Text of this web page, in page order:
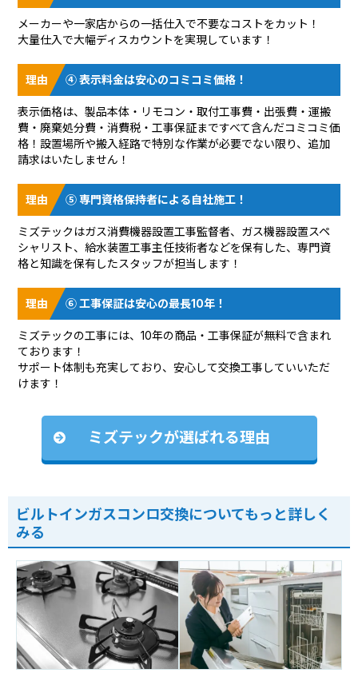
メーカーや一家店からの一括仕入で不要なコストをカット！
大量仕入で大幅ディスカウントを実現しています！
④ 表示料金は安心のコミコミ価格！
表示価格は、製品本体・リモコン・取付工事費・出張費・運搬
費・廃棄処分費・消費税・工事保証まですべて含んだコミコミ価
格！設置場所や搬入経路で特別な作業が必要でない限り、追加
請求はいたしません！
⑤ 専門資格保持者による自社施工！
ミズテックはガス消費機器設置工事監督者、ガス機器設置スペ
シャリスト、給水装置工事主任技術者などを保有した、専門資
格と知識を保有したスタッフが担当します！
⑥ 工事保証は安心の最長10年！
ミズテックの工事には、10年の商品・工事保証が無料で含まれ
ております！
サポート体制も充実しており、安心して交換工事していいただ
けます！
ミズテックが選ばれる理由
ビルトインガスコンロ交換についてもっと詳しく
みる